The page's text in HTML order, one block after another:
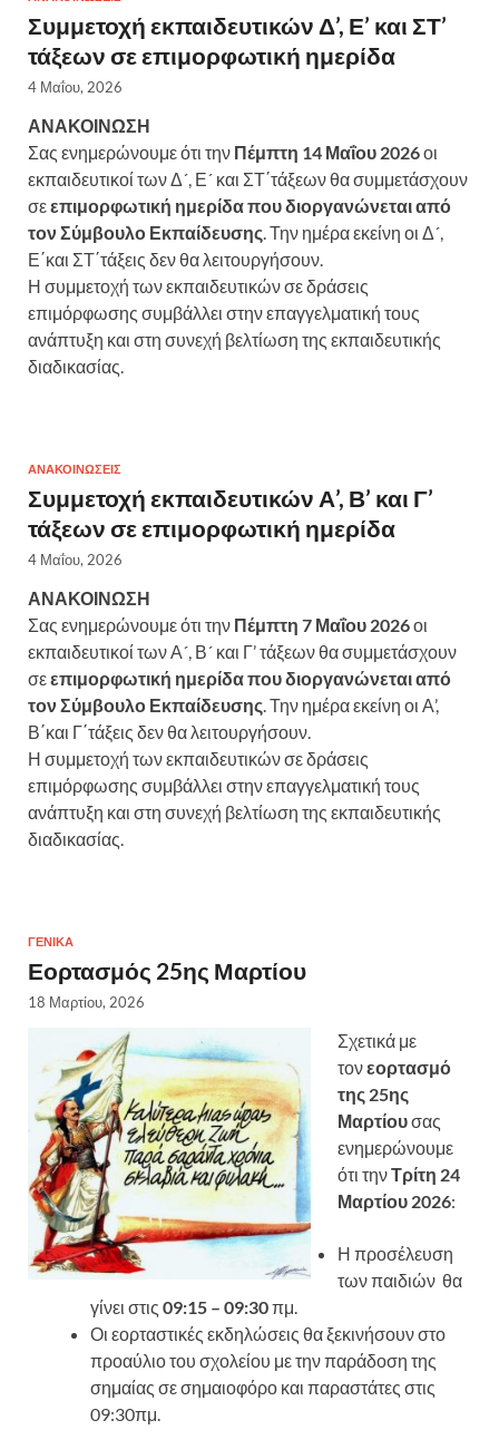
Συμμετοχή εκπαιδευτικών Δ’, Ε’ και ΣΤ’
τάξεων σε επιμορφωτική ημερίδα
4 Μαΐου, 2026
ΑΝΑΚΟΙΝΩΣΗ
Σας ενημερώνουμε ότι την Πέμπτη 14 Μαΐου 2026οι
εκπαιδευτικοί των Δ´, Ε´ και ΣΤ΄τάξεων θα συμμετάσχουν
σεεπιμορφωτική ημερίδα που διοργανώνεται από
τον Σύμβουλο Εκπαίδευσης. Την ημέρα εκείνη οι Δ´,
Ε΄και ΣΤ΄τάξεις δεν θα λειτουργήσουν.
Η συμμετοχή των εκπαιδευτικών σε δράσεις
επιμόρφωσης συμβάλλει στην επαγγελματική τους
ανάπτυξη και στη συνεχή βελτίωση της εκπαιδευτικής
διαδικασίας.
ΑΝΑΚΟΙΝΏΣΕΙΣ
Συμμετοχή εκπαιδευτικών Α’, Β’ και Γ’
τάξεων σε επιμορφωτική ημερίδα
4 Μαΐου, 2026
ΑΝΑΚΟΙΝΩΣΗ
Σας ενημερώνουμε ότι την Πέμπτη 7 Μαΐου 2026οι
εκπαιδευτικοί των Α´, Β´ και Γ’ τάξεων θα συμμετάσχουν
σεεπιμορφωτική ημερίδα που διοργανώνεται από
τον Σύμβουλο Εκπαίδευσης. Την ημέρα εκείνη οι Α’,
Β΄και Γ΄τάξεις δεν θα λειτουργήσουν.
Η συμμετοχή των εκπαιδευτικών σε δράσεις
επιμόρφωσης συμβάλλει στην επαγγελματική τους
ανάπτυξη και στη συνεχή βελτίωση της εκπαιδευτικής
διαδικασίας.
ΓΕΝΙΚΆ
Εορτασμός 25ης Μαρτίου
18 Μαρτίου, 2026
Σχετικά με
τονεορτασμό
της 25ης
Μαρτίουσας
ενημερώνουμε
ότι τηνΤρίτη 24
Μαρτίου 2026:
Η προσέλευση
των παιδιών θα
γίνει στις 09:15 – 09:30πμ.
Οι εορταστικές εκδηλώσεις θα ξεκινήσουν στο
προαύλιο του σχολείου με την παράδοση της
σημαίας σε σημαιοφόρο και παραστάτες στις
09:30πμ.